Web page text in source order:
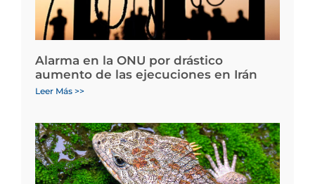
Alarma en la ONU por drástico
aumento de las ejecuciones en Irán
Leer Más >>